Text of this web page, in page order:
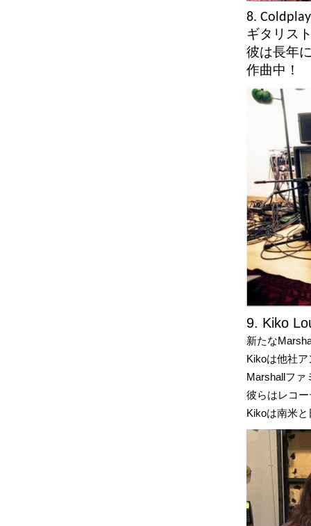
8. Coldplay
ギタリス
彼は長年
作曲中！
9. Kiko
新たな
Kikoは他社
Marshallファ
彼らはレコ
Kikoは南米